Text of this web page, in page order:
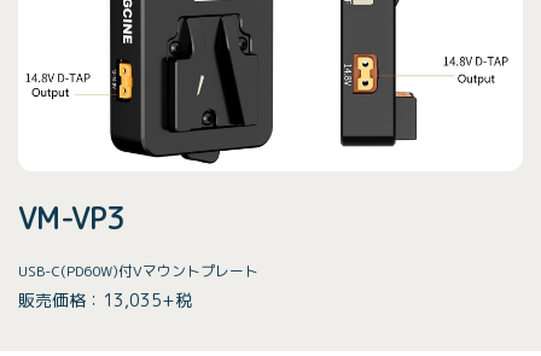
VM-VP3
USB-C(PD60W)付Vマウントプレート
販売価格：13,035+税